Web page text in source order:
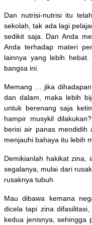
Dan nutrisi-nutrisi itu
sekolah, tak ada lagi
sedikit saja. Dan Anda
Anda terhadap materi
lainnya yang lebih
bangsa ini.
Memang … jika
dan dalam, maka lebih
untuk berenang saja
hampir musykil
berisi air panas mendidih
menjauhi bahaya itu lebih
Demikianlah hakikat zina,
segalanya, mulai dari
rusaknya tubuh.
Mau dibawa kemana
dicela tapi zina
kedua jenisnya, sehingga